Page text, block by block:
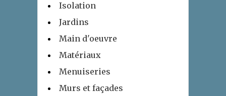
Isolation
Jardins
Main d'oeuvre
Matériaux
Menuiseries
Murs et façades